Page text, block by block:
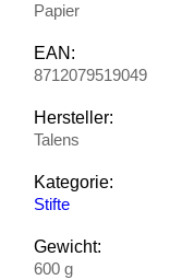
Papier
EAN:
8712079519049
Hersteller:
Talens
Kategorie:
Stifte
Gewicht:
600 g